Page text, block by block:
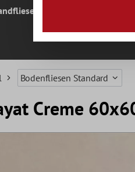
Bodenfliesen Standard
Creme